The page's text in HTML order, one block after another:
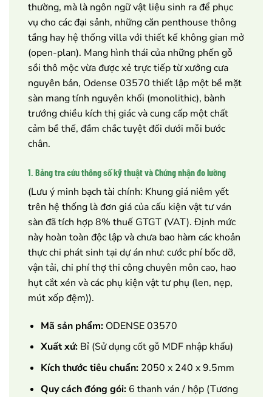
thường, mà là ngôn ngữ vật liệu sinh ra để phục
vụ cho các đại sảnh, những căn penthouse thông
tầng hay hệ thống villa với thiết kế không gian mở
(open-plan). Mang hình thái của những phến gỗ
sồi thô mộc vừa được xẻ trực tiếp từ xưởng cưa
nguyên bản, Odense 03570 thiết lập một bề mặt
sàn mang tính nguyên khối (monolithic), bành
trướng chiều kích thị giác và cung cấp một chất
cảm bề thế, đầm chắc tuyệt đối dưới mỗi bước
chân.
1. Bảng tra cứu thông số kỹ thuật và Chứng nhận đo lường
(Lưu ý minh bạch tài chính: Khung giá niêm yết
trên hệ thống là đơn giá của cấu kiện vật tư ván
sàn đã tích hợp 8% thuế GTGT (VAT). Định mức
này hoàn toàn độc lập và chưa bao hàm các khoản
thực chi phát sinh tại dự án như: cước phí bốc dỡ,
vận tải, chi phí thợ thi công chuyên môn cao, hao
hụt cắt xén và các phụ kiện vật tư phụ (len, nẹp,
mút xốp đệm)).
Mã sản phẩm:ODENSE 03570
Xuất xứ:Bỉ (Sử dụng cốt gỗ MDF nhập khẩu)
Kích thước tiêu chuẩn: 2050 x 240 x 9.5mm
Quy cách đóng gói: 6 thanh ván / hộp (Tương